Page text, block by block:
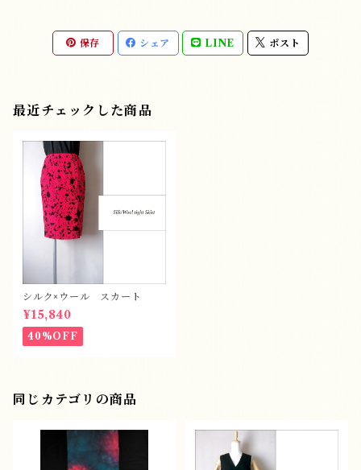
保存 シェア LINE ポスト
最近チェックした商品
シルク×ウール スカート
¥15,840
40%OFF
同じカテゴリの商品